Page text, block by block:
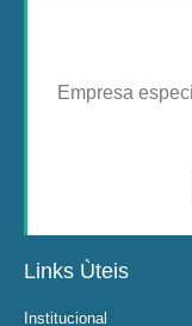
Empresa
Links Ùteis
Institucional